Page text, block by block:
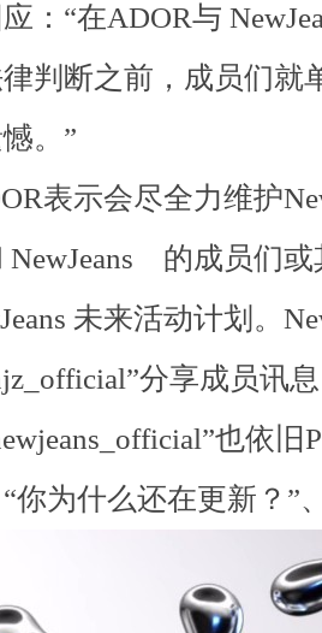
：“在ADOR与
判断之前，成员们就
。”
表示会尽全力维护
NewJeans 的成员们
未来活动计划。
分享成员讯
也依
你为什么还在更新？”